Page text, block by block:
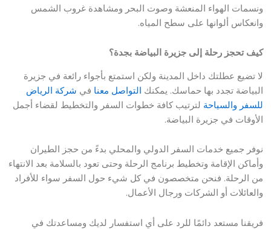
ونسمات الهواء المنعشة وصوت البحر ومشاهدة غروب الشمس
وانعكاس ألوانها على سطح المياه.
كيف تحجز رحلة إلى جزيرة البياضة بجدة؟
لا تضيع عطلتك داخل المدينة ولكن استمتع بأجواء رائعة في جزيرة
البياضة تجدد بها حماسك. يمكنك التواصل معنا في شركة الرياض
للسفر والسياحة لترتيب كافة خطوات السفر والتخطيط لقضاء أجمل
الأوقات في جزيرة البياضة.
نوفر جميع خدمات السفر الدولي والمحلي بدءً من حجز الطيران
وأماكن الإقامة وتخطيط برنامج الرحلة وحتى تعود بالسلامة بعد الانتهاء
من الرحلة. فنحن متخصصون في كل شيء حول السفر سواء للأفراد
والعائلات أو الشركات ورجال الأعمال.
فريقنا مستعد دائمًا للرد على أي استفسار لديك ومساعدتك في